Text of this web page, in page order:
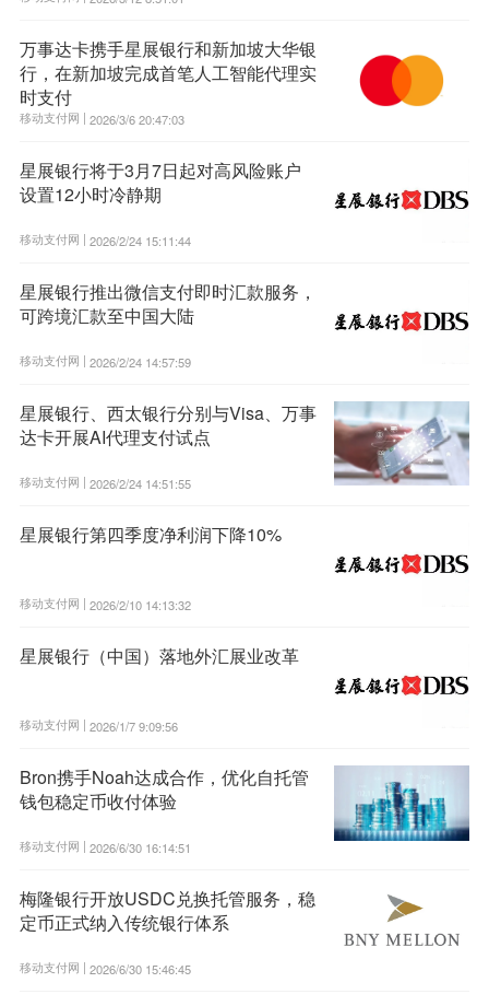
万事达卡携手星展银行和新加坡大华银
行，在新加坡完成首笔人工智能代理实
时支付
移动支付网 | 2026/3/6 20:47:03
星展银行将于3月7日起对高风险账户
设置12小时冷静期
移动支付网 | 2026/2/24 15:11:44
星展银行推出微信支付即时汇款服务，
可跨境汇款至中国大陆
移动支付网 | 2026/2/24 14:57:59
星展银行、西太银行分别与Visa、万事
达卡开展AI代理支付试点
移动支付网 | 2026/2/24 14:51:55
星展银行第四季度净利润下降10%
移动支付网 | 2026/2/10 14:13:32
星展银行（中国）落地外汇展业改革
移动支付网 | 2026/1/7 9:09:56
Bron携手Noah达成合作，优化自托管
钱包稳定币收付体验
移动支付网 | 2026/6/30 16:14:51
梅隆银行开放USDC兑换托管服务，稳
定币正式纳入传统银行体系
移动支付网 | 2026/6/30 15:46:45